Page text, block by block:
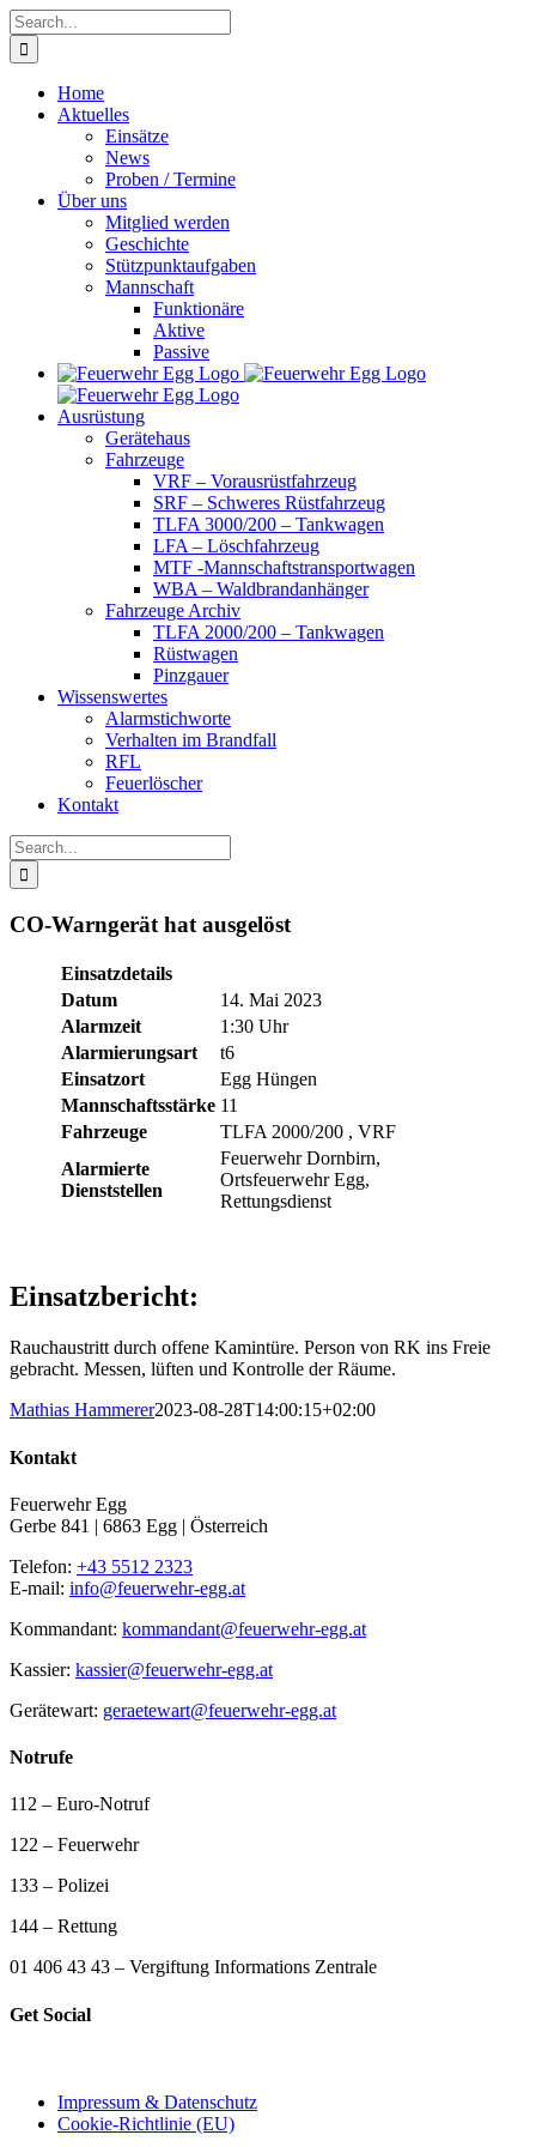
Skip
to
content
Search
for:
Home
Aktuelles
Einsätze
News
Proben / Termine
Über uns
Mitglied werden
Geschichte
Stützpunktaufgaben
Mannschaft
Funktionäre
Aktive
Passive
Ausrüstung
Gerätehaus
Fahrzeuge
VRF – Vorausrüstfahrzeug
SRF – Schweres Rüstfahrzeug
TLFA 3000/200 – Tankwagen
LFA – Löschfahrzeug
MTF -Mannschaftstransportwagen
WBA – Waldbrandanhänger
Fahrzeuge Archiv
TLFA 2000/200 – Tankwagen
Rüstwagen
Pinzgauer
Wissenswertes
Alarmstichworte
Verhalten im Brandfall
RFL
Feuerlöscher
Kontakt
Search
for:
CO-Warngerät hat ausgelöst
Einsatzdetails
Datum
14. Mai 2023
Alarmzeit
1:30 Uhr
Alarmierungsart
t6
Einsatzort
Egg Hüngen
Mannschaftsstärke 11
Fahrzeuge
TLFA 2000/200 , VRF
Alarmierte
Dienststellen
Feuerwehr Dornbirn,
Ortsfeuerwehr Egg,
Rettungsdienst
Einsatzbericht:
Rauchaustritt durch offene Kamintüre. Person von RK ins Freie
gebracht. Messen, lüften und Kontrolle der Räume.
Mathias Hammerer2023-08-28T14:00:15+02:00
Kontakt
Feuerwehr Egg
Gerbe 841 | 6863 Egg | Österreich
Telefon: +43 5512 2323
E-mail: info@feuerwehr-egg.at
Kommandant: kommandant@feuerwehr-egg.at
Kassier: kassier@feuerwehr-egg.at
Gerätewart: geraetewart@feuerwehr-egg.at
Notrufe
112 – Euro-Notruf
122 – Feuerwehr
133 – Polizei
144 – Rettung
01 406 43 43 – Vergiftung Informations Zentrale
Get Social
Impressum & Datenschutz
Cookie-Richtlinie (EU)